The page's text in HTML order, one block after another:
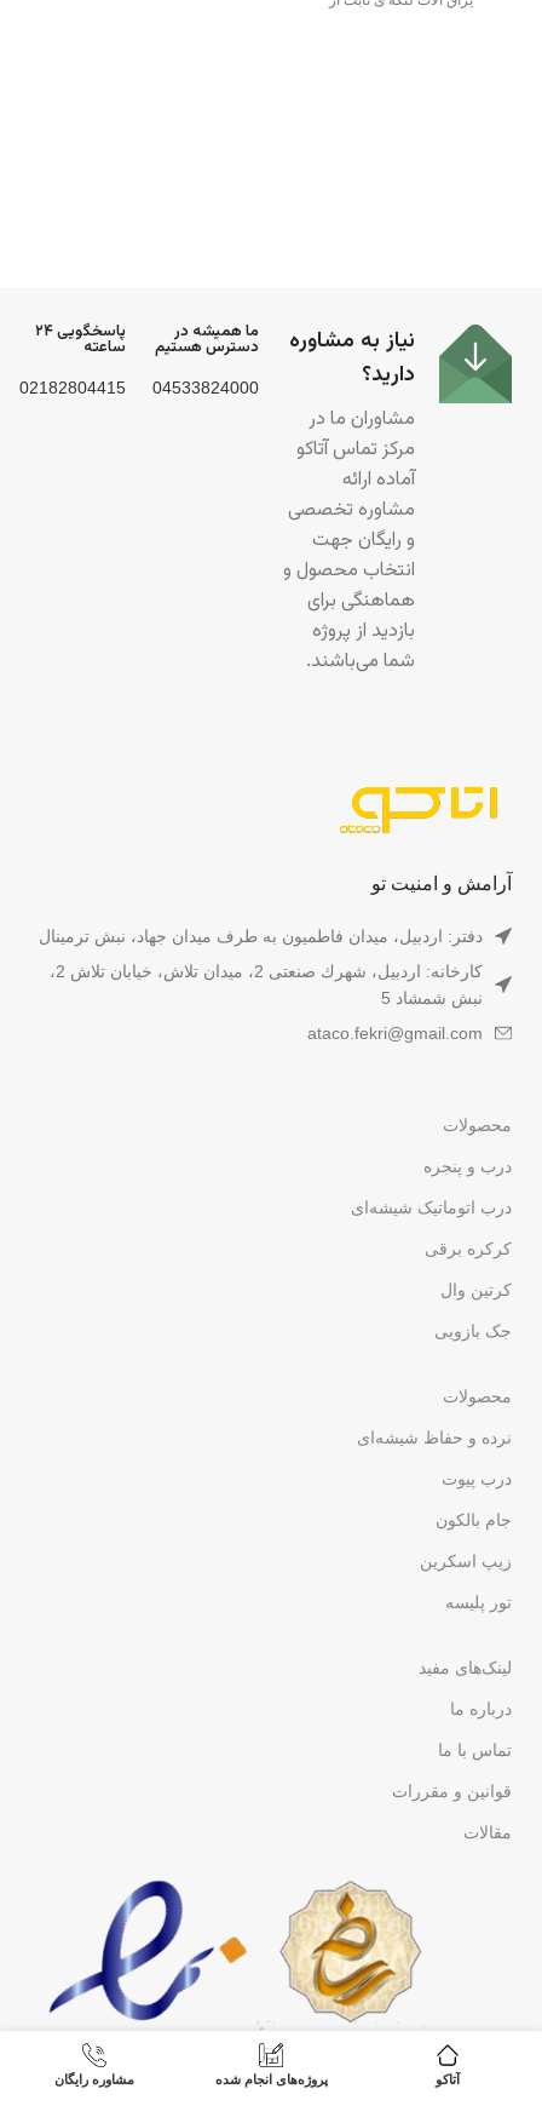
نیاز به مشاوره
دارید؟
مشاوران ما در
مرکز تماس آتاکو
آماده ارائه
مشاوره تخصصی
و رایگان جهت
انتخاب محصول و
هماهنگی برای
بازدید از پروژه
شما می‌باشند.
ما همیشه در
دسترس هستیم
04533824000
پاسخگویی ۲۴
ساعته
02182804415
آرامش و امنیت تو
دفتر: اردبیل، میدان فاطمیون به طرف میدان جهاد، نبش ترمینال
کارخانه: اردبیل، شهرك صنعتى 2، ميدان تلاش، خيابان تلاش 2،
نبش شمشاد 5
ataco.fekri@gmail.com
محصولات
درب و پنجره
درب اتوماتیک شیشه‌ای
کرکره برقی
کرتین وال
جک بازویی
محصولات
نرده و حفاظ شیشه‌ای
درب پیوت
جام بالکون
زیپ اسکرین
تور پلیسه
لینک‌های مفید
درباره ما
تماس با ما
قوانین و مقررات
مقالات
آتاکو پروژه‌های انجام شده مشاوره رایگان